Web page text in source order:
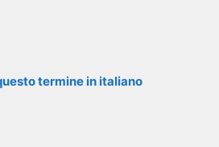
termine in italiano